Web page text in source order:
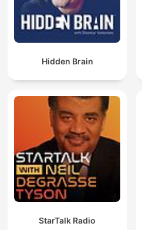
Hidden Brain
StarTalk Radio